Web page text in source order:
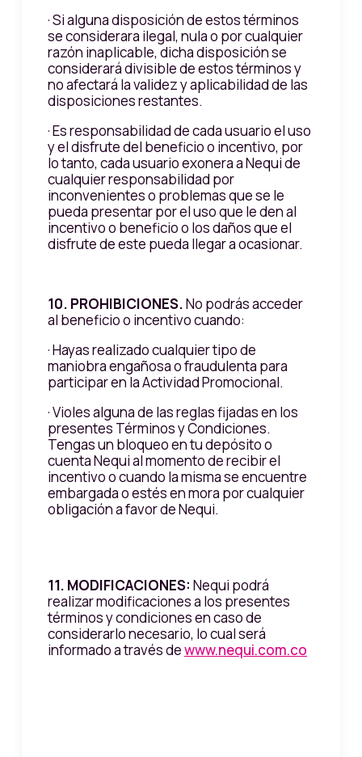
· Si alguna disposición de estos términos
se considerara ilegal, nula o por cualquier
razón inaplicable, dicha disposición se
considerará divisible de estos términos y
no afectará la validez y aplicabilidad de las
disposiciones restantes.
· Es responsabilidad de cada usuario el uso
y el disfrute del beneficio o incentivo, por
lo tanto, cada usuario exonera a Nequi de
cualquier responsabilidad por
inconvenientes o problemas que se le
pueda presentar por el uso que le den al
incentivo o beneficio o los daños que el
disfrute de este pueda llegar a ocasionar.
10. PROHIBICIONES.No podrás acceder
al beneficio o incentivo cuando:
· Hayas realizado cualquier tipo de
maniobra engañosa o fraudulenta para
participar en la Actividad Promocional.
· Violes alguna de las reglas fijadas en los
presentes Términos y Condiciones.
Tengas un bloqueo en tu depósito o
cuenta Nequi al momento de recibir el
incentivo o cuando la misma se encuentre
embargada o estés en mora por cualquier
obligación a favor de Nequi.
11. MODIFICACIONES: Nequi podrá
realizar modificaciones a los presentes
términos y condiciones en caso de
considerarlo necesario, lo cual será
informado a través dewww.nequi.com.co